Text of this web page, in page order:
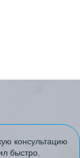
консультацию
быстро.